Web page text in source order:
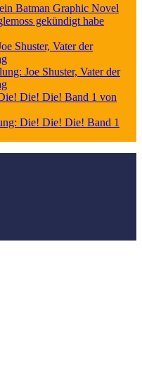
Batman Graphic Novel
gekündigt habe
Shuster, Vater der
Joe Shuster, Vater der
Die! Die! Band 1 von
Die! Die! Die! Band 1